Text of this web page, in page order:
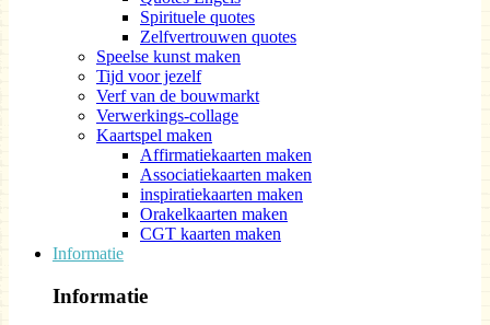
Spirituele quotes
Zelfvertrouwen quotes
Speelse kunst maken
Tijd voor jezelf
Verf van de bouwmarkt
Verwerkings-collage
Kaartspel maken
Affirmatiekaarten maken
Associatiekaarten maken
inspiratiekaarten maken
Orakelkaarten maken
CGT kaarten maken
Informatie
Informatie